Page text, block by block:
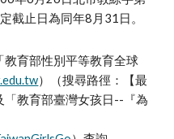
截止日為同年8月31日。
育部性別平等教育全球
）（搜尋路徑：【最
教育部臺灣女孩日--『為